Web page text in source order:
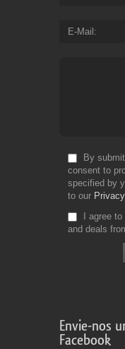
E-Mail
By
consent to
specified by
to our
I agree
and deals
Envie-nos
Facebook